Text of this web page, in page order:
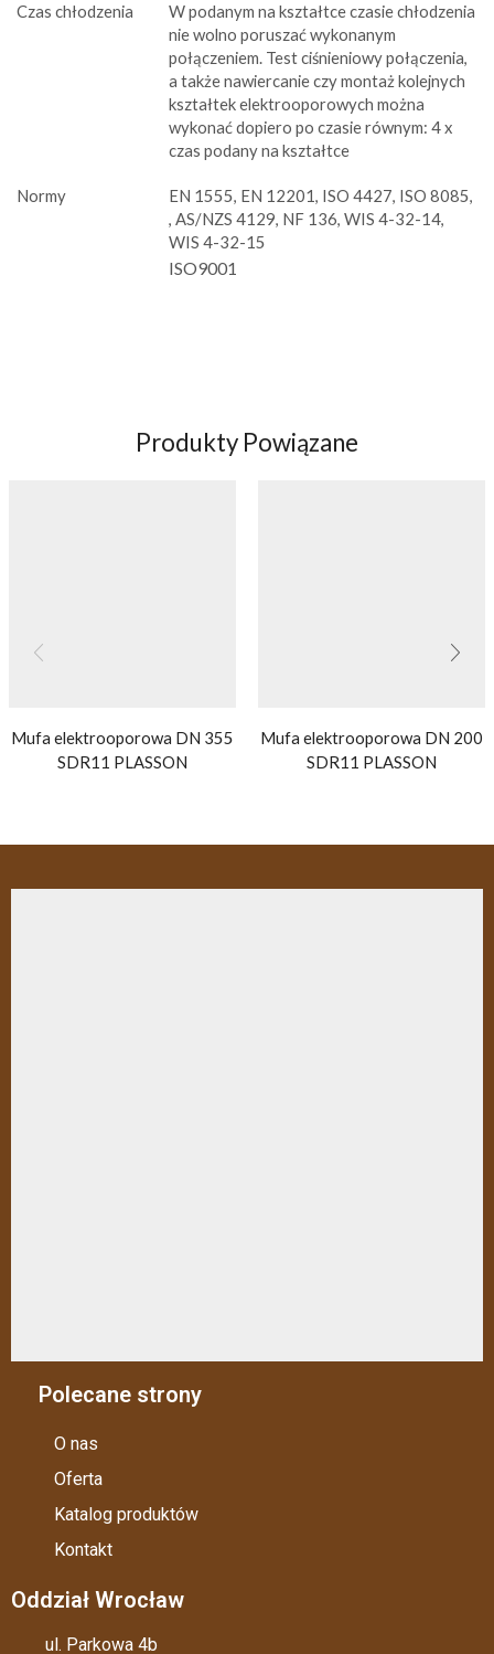
Czas chłodzenia
W podanym na kształtce czasie chłodzenia
nie wolno poruszać wykonanym
połączeniem. Test ciśnieniowy połączenia,
a także nawiercanie czy montaż kolejnych
kształtek elektrooporowych można
wykonać dopiero po czasie równym: 4 x
czas podany na kształtce
Normy
EN 1555, EN 12201, ISO 4427, ISO 8085,
, AS/NZS 4129, NF 136, WIS 4-32-14,
WIS 4-32-15
ISO9001
Produkty Powiązane
Mufa elektrooporowa DN 355
SDR11 PLASSON
Mufa elektrooporowa DN 200
SDR11 PLASSON
Polecane strony
O nas
Oferta
Katalog produktów
Kontakt
Oddział Wrocław
ul. Parkowa 4b